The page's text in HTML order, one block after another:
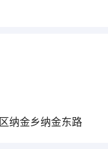
纳金乡纳金东路